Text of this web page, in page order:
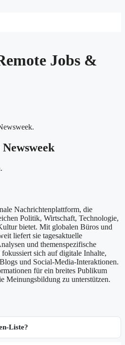
Jobs &
Nachrichtenplattform, die
Politik, Wirtschaft, Technologie,
bietet. Mit globalen Büros und
liefert sie tagesaktuelle
und themenspezifische
sich auf digitale Inhalte,
und Social-Media-Interaktionen.
für ein breites Publikum
Meinungsbildung zu unterstützen.
Liste?